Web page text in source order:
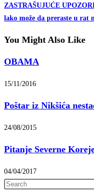
ZASTRAŠUJUĆE
lako može da preraste u rat
You Might Also Like
OBAMA
15/11/2016
Poštar iz Nikšića
24/08/2015
Pitanje Severne
04/04/2017